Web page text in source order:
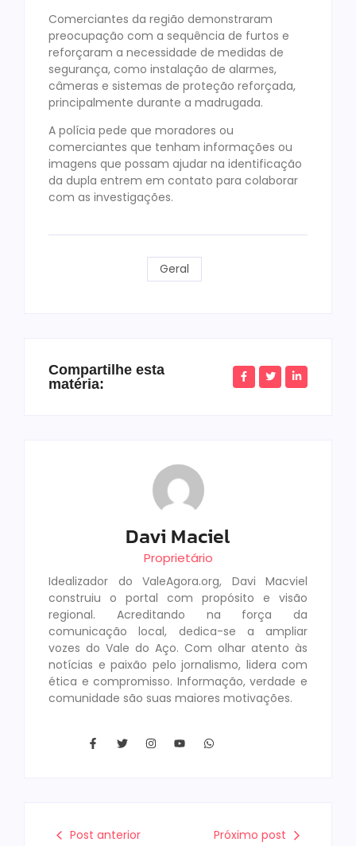
Comerciantes da região demonstraram
preocupação com a sequência de furtos e
reforçaram a necessidade de medidas de
segurança, como instalação de alarmes,
câmeras e sistemas de proteção reforçada,
principalmente durante a madrugada.
A polícia pede que moradores ou
comerciantes que tenham informações ou
imagens que possam ajudar na identificação
da dupla entrem em contato para colaborar
com as investigações.
Geral
Compartilhe esta
matéria:
Davi Maciel
Proprietário
Idealizador do ValeAgora.org, Davi Macviel
construiu o portal com propósito e visão
regional. Acreditando na força da
comunicação local, dedica-se a ampliar
vozes do Vale do Aço. Com olhar atento às
notícias e paixão pelo jornalismo, lidera com
ética e compromisso. Informação, verdade e
comunidade são suas maiores motivações.
Post anterior Próximo post